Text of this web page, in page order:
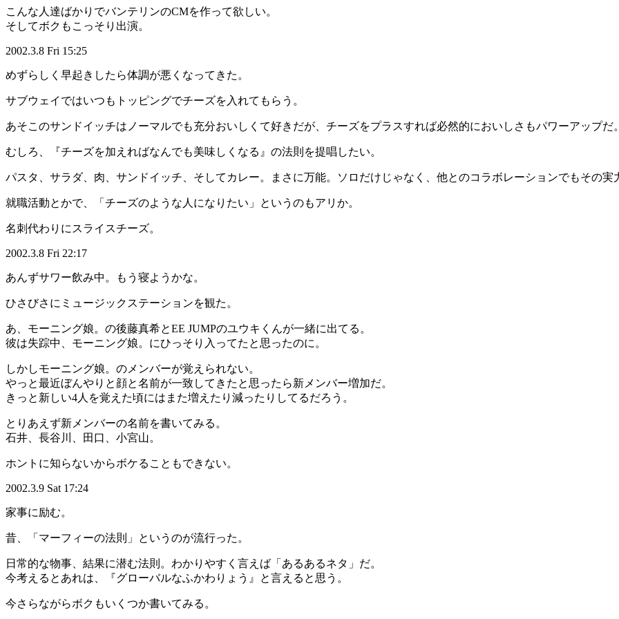
こんな人達ばかりでバンテリンのCMを作って欲しい。
そしてボクもこっそり出演。
2002.3.8 Fri 15:25
めずらしく早起きしたら体調が悪くなってきた。
サブウェイではいつもトッピングでチーズを入れてもらう。
あそこのサンドイッチはノーマルでも充分おいしくて好きだが、チーズをプラスすれば必然的においしさもパワーアップだ。
むしろ、『チーズを加えればなんでも美味しくなる』の法則を提唱したい。
パスタ、サラダ、肉、サンドイッチ、そしてカレー。まさに万能。ソロだけじゃなく、他とのコラボレーションでもその実
就職活動とかで、「チーズのような人になりたい」というのもアリか。
名刺代わりにスライスチーズ。
2002.3.8 Fri 22:17
あんずサワー飲み中。もう寝ようかな。
ひさびさにミュージックステーションを観た。
あ、モーニング娘。の後藤真希とEE JUMPのユウキくんが一緒に出てる。
彼は失踪中、モーニング娘。にひっそり入ってたと思ったのに。
しかしモーニング娘。のメンバーが覚えられない。
やっと最近ぼんやりと顔と名前が一致してきたと思ったら新メンバー増加だ。
きっと新しい4人を覚えた頃にはまた増えたり減ったりしてるだろう。
とりあえず新メンバーの名前を書いてみる。
石井、長谷川、田口、小宮山。
ホントに知らないからボケることもできない。
2002.3.9 Sat 17:24
家事に励む。
昔、「マーフィーの法則」というのが流行った。
日常的な物事、結果に潜む法則。わかりやすく言えば「あるあるネタ」だ。
今考えるとあれは、『グローバルなふかわりょう』と言えると思う。
今さらながらボクもいくつか書いてみる。